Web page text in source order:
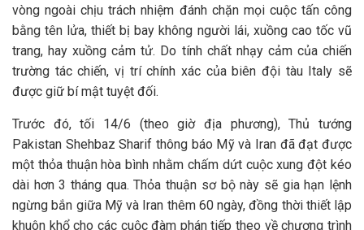
vòng ngoài chịu trách nhiệm đánh chặn mọi cuộc tấn công
bằng tên lửa, thiết bị bay không người lái, xuồng cao tốc vũ
trang, hay xuồng cảm tử. Do tính chất nhạy cảm của chiến
trường tác chiến, vị trí chính xác của biên đội tàu Italy sẽ
được giữ bí mật tuyệt đối.
Trước đó, tối 14/6 (theo giờ địa phương), Thủ tướng
Pakistan Shehbaz Sharif thông báo Mỹ và Iran đã đạt được
một thỏa thuận hòa bình nhằm chấm dứt cuộc xung đột kéo
dài hơn 3 tháng qua. Thỏa thuận sơ bộ này sẽ gia hạn lệnh
ngừng bắn giữa Mỹ và Iran thêm 60 ngày, đồng thời thiết lập
khuôn khổ cho các cuộc đàm phán tiếp theo về chương trình